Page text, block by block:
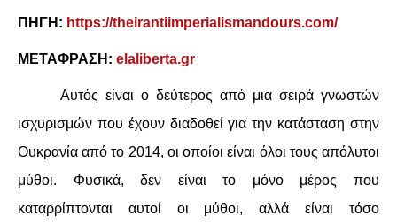
ΑΝΑΤΟΛΙΚΉ ΕΥΡΏΠΗ / ΒΑΛΚΆΝΙΑ
ΔΥΤΙΚΉ ΕΥΡΏΠΗ
ΜΈΣΗ ΑΝΑΤΟΛΉ / ΒΌΡΕΙΑ ΑΦΡΙΚΉ
ΒΌΡΕΙΑ ΑΜΕΡΙΚΉ
ΠΗΓΗ : https://theirantiimperialismandours.com/
ΜΕΤΑΦΡΑΣΗ : elaliberta.gr
Αυτός είναι ο δεύτερος από μια σειρά γνωστών
ισχυρισμών που έχουν διαδοθεί για την κατάσταση στην
Ουκρανία από το 2014, οι οποίοι είναι όλοι τους απόλυτοι
μύθοι. Φυσικά, δεν είναι το μόνο μέρος που
καταρρίπτονται αυτοί οι μύθοι, αλλά είναι τόσο